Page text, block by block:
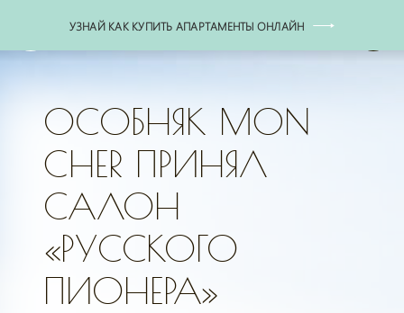
УЗНАЙ КАК КУПИТЬ АПАРТАМЕНТЫ ОНЛАЙН
ОСОБНЯК MON
CHER ПРИНЯЛ
САЛОН
«РУССКОГО
ПИОНЕРА»
+7 (495) 771-77-77